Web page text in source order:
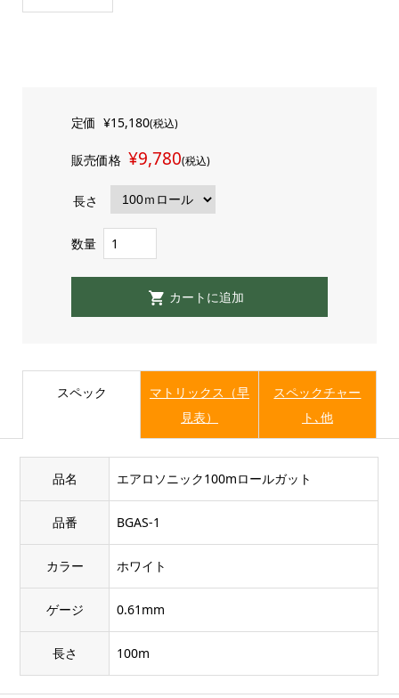
定価 ¥15,180(税込)
販売価格 ¥9,780(税込)
長さ
数量
スペック
マトリックス（早
見表）
スペックチャー
ト､他
品名 エアロソニック100mロールガット
品番 BGAS-1
カラー ホワイト
ゲージ 0.61mm
長さ 100m